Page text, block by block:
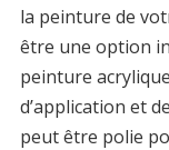
la peinture de
être une option
peinture
d’application et
peut être polie